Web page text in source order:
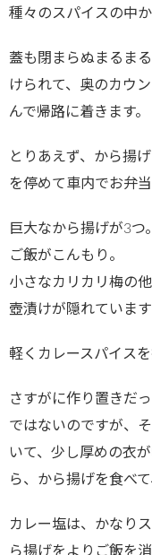
種々のスパイスの中
蓋も閉まらぬまるま
けられて、奥のカウ
んで帰路に着きます。
とりあえず、から揚
を停めて車内でお弁
巨大なから揚げが3つ。
ご飯がこんもり。
小さなカリカリ梅の
壺漬けが隠れています
軽くカレースパイス
さすがに作り置きだ
ではないのですが、
いて、少し厚めの衣
ら、から揚げを食べ
カレー塩は、かなり
ら揚げをよりご飯を